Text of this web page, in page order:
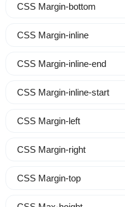
CSS Margin-bottom
CSS Margin-inline
CSS Margin-inline-end
CSS Margin-inline-start
CSS Margin-left
CSS Margin-right
CSS Margin-top